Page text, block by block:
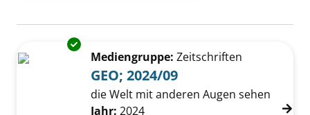
Suchergebnis
Zu den Suchfiltern springen
Exemplar-Details von GEO; 2024/09 anzeigen
Mediengruppe: Zeitschriften
GEO; 2024/09
die Welt mit anderen Augen sehen
Suche nach diesem Verfasser
Jahr: 2024